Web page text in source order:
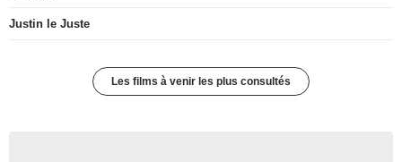
Justin le Juste
Les films à venir les plus consultés